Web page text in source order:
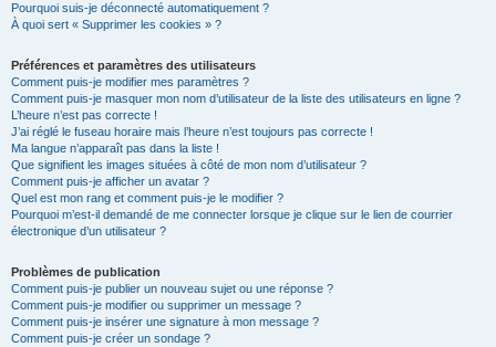
Pourquoi suis-je déconnecté automatiquement ?
À quoi sert « Supprimer les cookies » ?
Préférences et paramètres des utilisateurs
Comment puis-je modifier mes paramètres ?
Comment puis-je masquer mon nom d’utilisateur de la liste des utilisateurs en ligne ?
L’heure n’est pas correcte !
J’ai réglé le fuseau horaire mais l’heure n’est toujours pas correcte !
Ma langue n’apparaît pas dans la liste !
Que signifient les images situées à côté de mon nom d’utilisateur ?
Comment puis-je afficher un avatar ?
Quel est mon rang et comment puis-je le modifier ?
Pourquoi m’est-il demandé de me connecter lorsque je clique sur le lien de courrier
électronique d’un utilisateur ?
Problèmes de publication
Comment puis-je publier un nouveau sujet ou une réponse ?
Comment puis-je modifier ou supprimer un message ?
Comment puis-je insérer une signature à mon message ?
Comment puis-je créer un sondage ?